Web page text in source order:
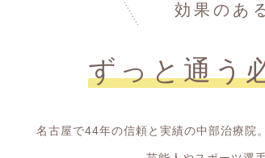
効果のあ
ずっと通う
名古屋で44年の信頼と実績の中部治療院